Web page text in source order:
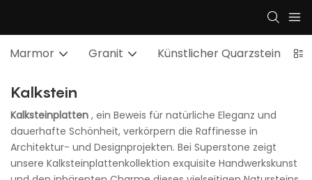
Marmor Granit Künstlicher Quarzstein
Kalkstein
Kalksteinplatten , ein Beweis für natürliche Eleganz und
dauerhafte Schönheit, verkörpern die Raffinesse in
Architektur- und Designprojekten. Bei Superstone zeigt
unsere Kalksteinplattenkollektion exquisite Handwerkskunst